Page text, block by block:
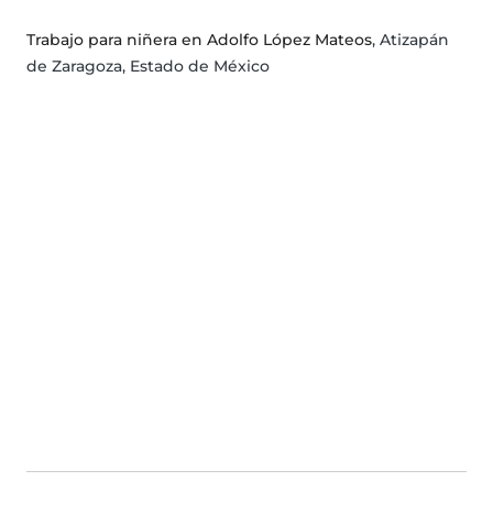
Trabajo para niñera en Adolfo López Mateos, Atizapán
de Zaragoza, Estado de México